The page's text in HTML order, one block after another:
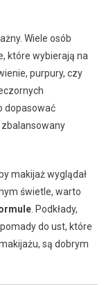
Wiele osób
które wybierają na
purpury, czy
dopasować
makijaż wyglądał
świetle, warto
. Podkłady,
do ust, które
są dobrym